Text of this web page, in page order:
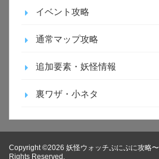
イベント攻略
通常マップ攻略
追加要素・妖怪情報
裏ワザ・小ネタ
Copyright ©2026 妖怪ウォッチぷにぷに攻略
Rights Reserved.